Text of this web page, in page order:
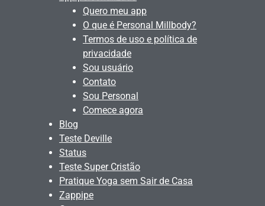
Quero meu app
O que é Personal Millbody?
Termos de uso e política de
privacidade
Sou usuário
Contato
Sou Personal
Comece agora
Blog
Teste Deville
Status
Teste Super Cristão
Pratique Yoga sem Sair de Casa
Zappipe